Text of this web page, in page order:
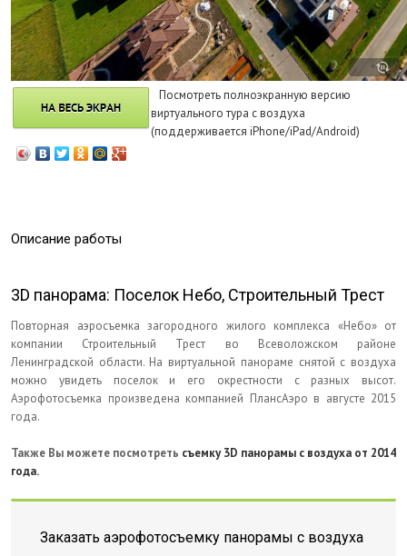
Посмотреть полноэкранную версию
виртуального тура с воздуха
(поддерживается iPhone/iPad/Android)
Описание работы
3D панорама: Поселок Небо, Строительный Трест
Повторная аэросъемка загородного жилого комплекса «Небо» от
компании Строительный Трест во Всеволожском районе
Ленинградской области. На виртуальной панораме снятой с воздуха
можно увидеть поселок и его окрестности с разных высот.
Аэрофотосъемка произведена компанией ПлансАэро в августе 2015
года.
Также Вы можете посмотреть съемку 3D панорамы с воздуха от 2014
года.
Заказать аэрофотосъемку панорамы с воздуха